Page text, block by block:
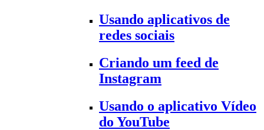
Usando aplicativos de
redes sociais
Criando um feed de
Instagram
Usando o aplicativo Vídeo
do YouTube